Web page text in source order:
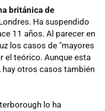
británica de
Ha suspendido
11 años. Al parecer en
los casos de "mayores
el teórico. Aunque esta
hay otros casos también
lo ha